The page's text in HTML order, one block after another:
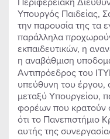
Υπουργός Παιδείας,
την παρουσία της τα
παράλληλα προχωρούν
εκπαιδευτικών, η
η αναβάθμιση
Αντιπρόεδρος του
υπεύθυνη του έργου,
μεταξύ Υπουργείου,
φορέων που κρατούν
ότι το Πανεπιστήμιο
αυτής της